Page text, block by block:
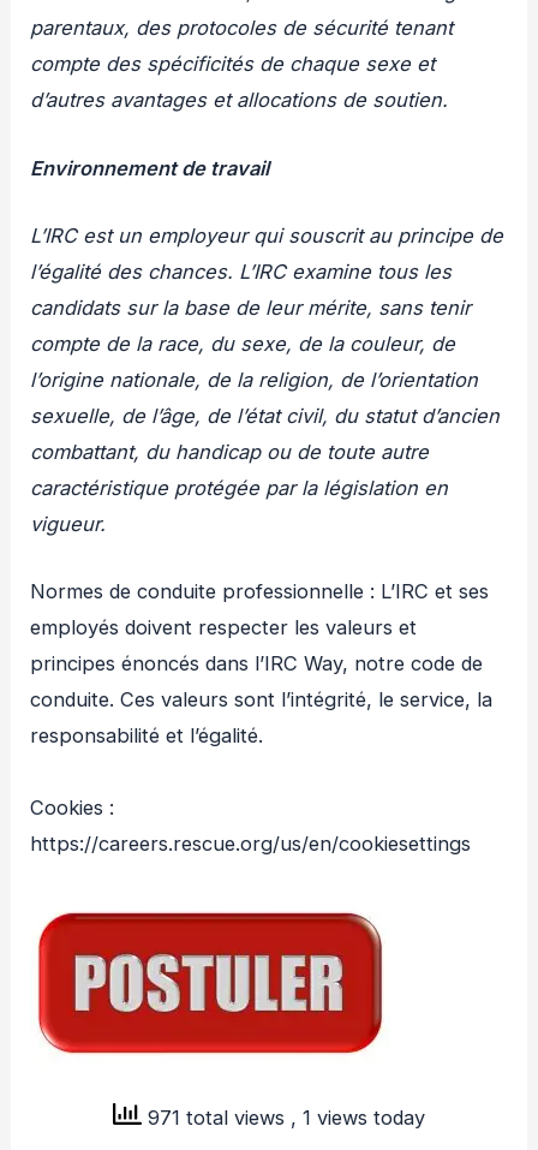
parentaux, des protocoles de sécurité tenant
compte des spécificités de chaque sexe et
d’autres avantages et allocations de soutien.
Environnement de travail
L’IRC est un employeur qui souscrit au principe de
l’égalité des chances. L’IRC examine tous les
candidats sur la base de leur mérite, sans tenir
compte de la race, du sexe, de la couleur, de
l’origine nationale, de la religion, de l’orientation
sexuelle, de l’âge, de l’état civil, du statut d’ancien
combattant, du handicap ou de toute autre
caractéristique protégée par la législation en
vigueur.
Normes de conduite professionnelle : L’IRC et ses
employés doivent respecter les valeurs et
principes énoncés dans l’IRC Way, notre code de
conduite. Ces valeurs sont l’intégrité, le service, la
responsabilité et l’égalité.
Cookies :
https://careers.rescue.org/us/en/cookiesettings
971 total views , 1 views today